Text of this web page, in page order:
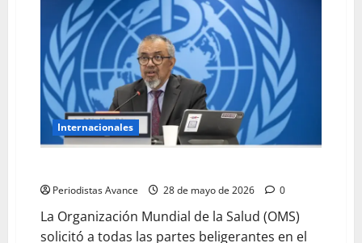
Internacionales
Periodistas Avance 28 de mayo de 2026 0
La Organización Mundial de la Salud (OMS)
solicitó a todas las partes beligerantes en el